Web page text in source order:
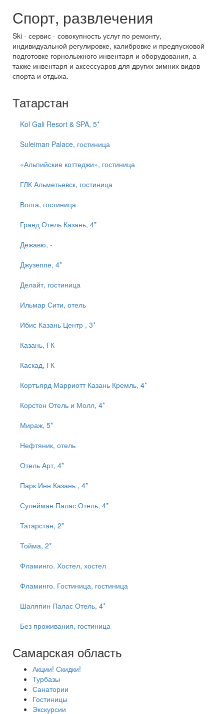
Спорт, развлечения
Ski - сервис - совокупность услуг по ремонту,
индивидуальной регулировке, калибровке и предпусковой
подготовке горнолыжного инвентаря и оборудования, а
также инвентаря и аксессуаров для других зимних видов
спорта и отдыха.
Татарстан
Kol Gali Resort & SPA, 5*
Suleiman Palace, гостиница
«Альпийские коттеджи», гостиница
ГЛК Альметьевск, гостиница
Волга, гостиница
Гранд Отель Казань, 4*
Дежавю, -
Джузеппе, 4*
Делайт, гостиница
Ильмар Сити, отель
Ибис Казань Центр , 3*
Казань, ГК
Каскад, ГК
Кортъярд Марриотт Казань Кремль, 4*
Корстон Отель и Молл, 4*
Мираж, 5*
Нефтяник, отель
Отель Арт, 4*
Парк Инн Казань , 4*
Сулейман Палас Отель, 4*
Татарстан, 2*
Тойма, 2*
Фламинго. Хостел, хостел
Фламинго. Гостиница, гостиница
Шаляпин Палас Отель, 4*
Без проживания, гостиница
Самарская область
Акции! Скидки!
Турбазы
Санатории
Гостиницы
Экскурсии